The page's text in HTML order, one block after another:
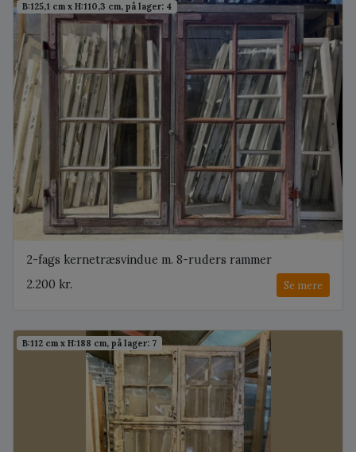
B:125,1 cm x H:110,3 cm, på lager: 4
2-fags kernetræsvindue m. 8-ruders rammer
2.200 kr.
Se mere
B:112 cm x H:188 cm, på lager: 7